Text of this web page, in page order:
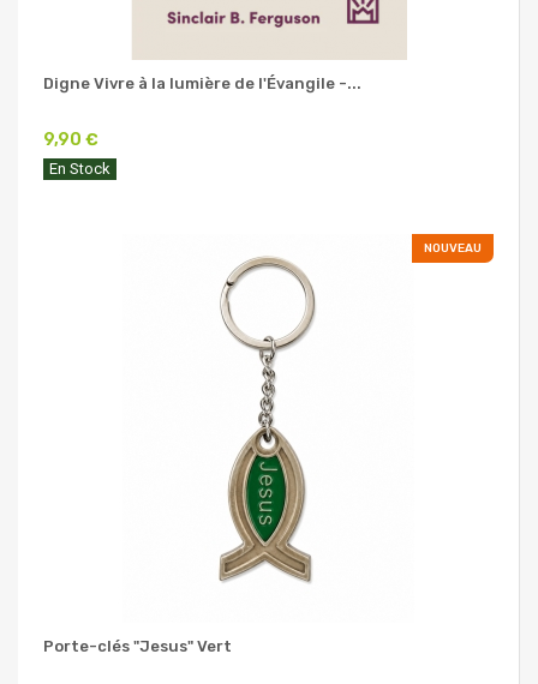
Digne Vivre à la lumière de l'Évangile -...
9,90 €
En Stock
NOUVEAU
Porte-clés "Jesus" Vert